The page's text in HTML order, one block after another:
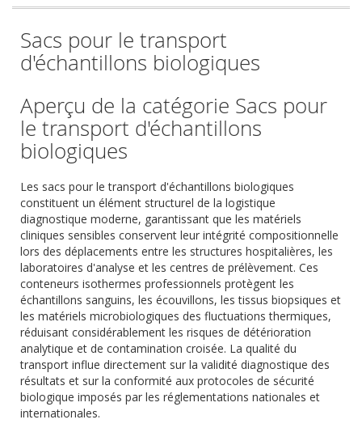
Sacs pour le transport
d'échantillons biologiques
Aperçu de la catégorie Sacs pour
le transport d'échantillons
biologiques
Les sacs pour le transport d'échantillons biologiques
constituent un élément structurel de la logistique
diagnostique moderne, garantissant que les matériels
cliniques sensibles conservent leur intégrité compositionnelle
lors des déplacements entre les structures hospitalières, les
laboratoires d'analyse et les centres de prélèvement. Ces
conteneurs isothermes professionnels protègent les
échantillons sanguins, les écouvillons, les tissus biopsiques et
les matériels microbiologiques des fluctuations thermiques,
réduisant considérablement les risques de détérioration
analytique et de contamination croisée. La qualité du
transport influe directement sur la validité diagnostique des
résultats et sur la conformité aux protocoles de sécurité
biologique imposés par les réglementations nationales et
internationales.